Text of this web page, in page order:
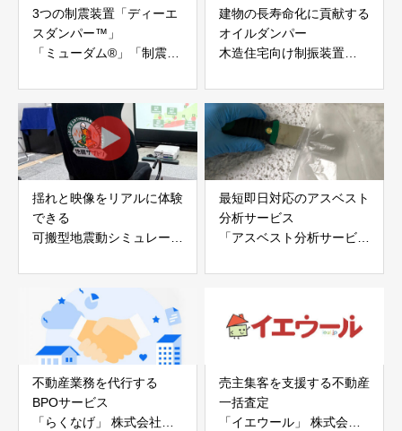
3つの制震装置「ディーエ
スダンパー™」
「ミューダム®」「制震テ
アイディールブレーン株式
会社
建物の長寿命化に貢献する
オイルダンパー
木造住宅向け制振装置
株式会社evoltz
揺れと映像をリアルに体験
できる
可搬型地震動シミュレータ
白山工業株式会社
最短即日対応のアスベスト
分析サービス
「アスベスト分析サービ
不動産業務を代行する
BPOサービス
「らくなげ」 株式会社い
売主集客を支援する不動産
一括査定
「イエウール」 株式会社